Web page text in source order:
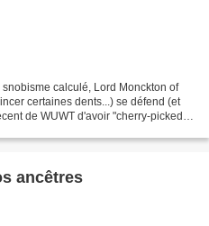
calculé, Lord Monckton of
certaines dents...) se défend (et
de WUWT d'avoir "cherry-picked",
ancêtres